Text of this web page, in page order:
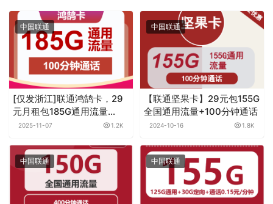
中国联通
[仅发浙江]联通鸿鹄卡，29
元月租包185G通用流量
+100分钟通话
2025-11-07 1.2K
中国联通
【联通坚果卡】29元包155G
全国通用流量+100分钟通话
2024-10-16 1.8K
中国联通 中国联通